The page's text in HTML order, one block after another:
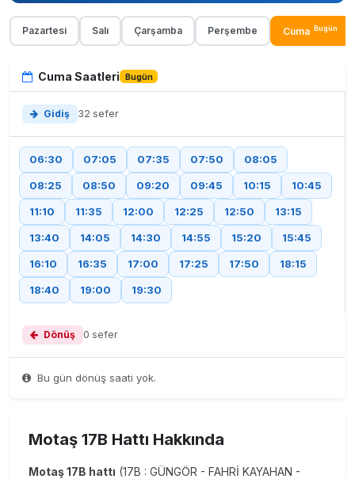
Pazartesi Salı Çarşamba Perşembe Cuma Bugün
Cuma Saatleri Bugün
Gidiş 32 sefer
06:30 07:05 07:35 07:50 08:05
08:25 08:50 09:20 09:45 10:15 10:45
11:10 11:35 12:00 12:25 12:50 13:15
13:40 14:05 14:30 14:55 15:20 15:45
16:10 16:35 17:00 17:25 17:50 18:15
18:40 19:00 19:30
Dönüş 0 sefer
Bu gün dönüş saati yok.
Motaş 17B Hattı Hakkında
Motaş 17B hattı (17B : GÜNGÖR - FAHRİ KAYAHAN -